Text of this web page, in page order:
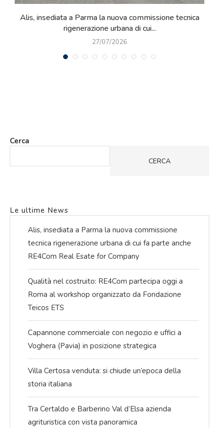
Alis, insediata a Parma la nuova commissione tecnica
rigenerazione urbana di cui...
27/07/2026
Cerca
CERCA
Le ultime News
Alis, insediata a Parma la nuova commissione
tecnica rigenerazione urbana di cui fa parte anche
RE4Com Real Esate for Company
Qualità nel costruito: RE4Com partecipa oggi a
Roma al workshop organizzato da Fondazione
Teicos ETS
Capannone commerciale con negozio e uffici a
Voghera (Pavia) in posizione strategica
Villa Certosa venduta: si chiude un’epoca della
storia italiana
Tra Certaldo e Barberino Val d’Elsa azienda
agrituristica con vista panoramica